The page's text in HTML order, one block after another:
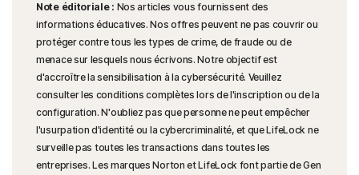
Note éditoriale : Nos articles vous fournissent des
informations éducatives. Nos offres peuvent ne pas couvrir ou
protéger contre tous les types de crime, de fraude ou de
menace sur lesquels nous écrivons. Notre objectif est
d'accroître la sensibilisation à la cybersécurité. Veuillez
consulter les conditions complètes lors de l'inscription ou de la
configuration. N'oubliez pas que personne ne peut empêcher
l'usurpation d'identité ou la cybercriminalité, et que LifeLock ne
surveille pas toutes les transactions dans toutes les
entreprises. Les marques Norton et LifeLock font partie de Gen